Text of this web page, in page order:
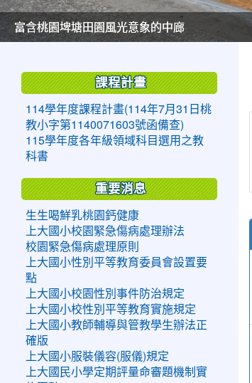
美麗的操場是我們活力的來源
美麗的操場是我們活力的來源
煥然一新的小司令台
煥然一新的小司令台
富含桃園埤塘田園風光意象的中廊
富含桃園埤塘田園風光意象的中廊
嶄新的中庭廣場
嶄新的中庭廣場
水生池生生不息
水生池生生不息
課程計畫
114學年度課程計畫(114年7月31日桃
教小字第1140071603號函備查)
115學年度各年級領域科目選用之教
科書
重要消息
生生喝鮮乳桃園鈣健康
上大國小校園緊急傷病處理辦法
校園緊急傷病處理原則
上大國小性別平等教育委員會設置要
點
上大國小校園性別事件防治規定
上大國小校性別平等教育實施規定
上大國小教師輔導與管教學生辦法正
確版
上大國小服裝儀容(服儀)規定
上大國民小學定期評量命審題機制實